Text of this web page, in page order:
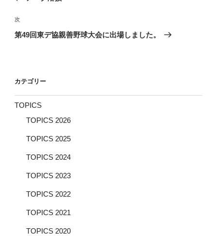
ナ
ビ
ゲ
ン
稿
次
の
次
第49回東デ協親善野球大会に出場しました。
カテゴリー
TOPICS
TOPICS 2026
TOPICS 2025
TOPICS 2024
TOPICS 2023
TOPICS 2022
TOPICS 2021
TOPICS 2020